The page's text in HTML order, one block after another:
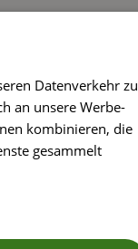
Datenverkehr zu
an unsere Werbe-
kombinieren, die
gesammelt